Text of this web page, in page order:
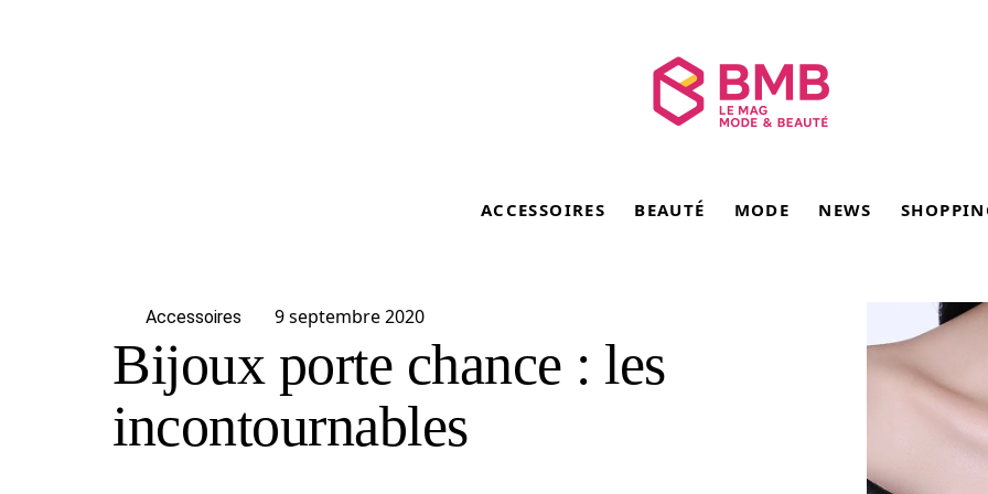
ACCESSOIRES BEAUTÉ MODE NEWS
Accessoires 9 septembre 2020
Bijoux porte chance : les
incontournables